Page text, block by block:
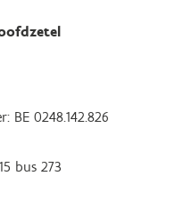
BE 0248.142.826
bus 273